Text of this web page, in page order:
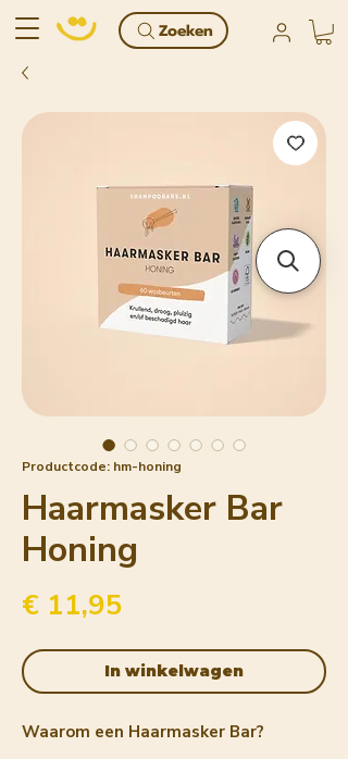
Zoeken
Productcode: hm-honing
Haarmasker Bar
Honing
€ 11,95
In winkelwagen
Waarom een Haarmasker Bar?